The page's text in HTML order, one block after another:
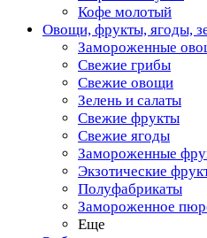
Кофе молотый
Овощи, фрукты, ягоды,
Замороженные
Свежие грибы
Свежие овощи
Зелень и салаты
Свежие фрукты
Свежие ягоды
Замороженные
Экзотические
Полуфабрикаты
Замороженное
Еще